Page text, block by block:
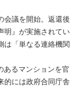
会議を開始。返還後
明』が実施されてい
は「単なる連絡機関
るマンションを官
的には政府合同庁舎